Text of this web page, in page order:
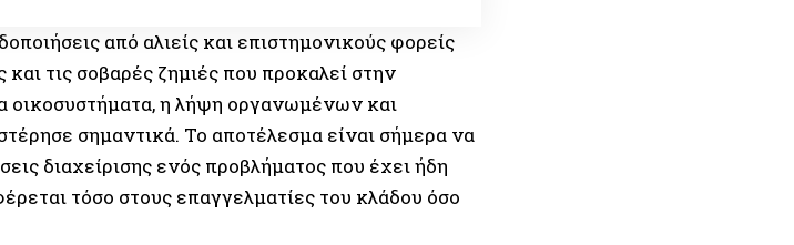
από αλιείς και επιστημονικούς φορείς
και τις σοβαρές ζημιές που προκαλεί στην
οικοσυστήματα, η λήψη οργανωμένων και
σημαντικά. Το αποτέλεσμα είναι σήμερα να
διαχείρισης ενός προβλήματος που έχει ήδη
τόσο στους επαγγελματίες του κλάδου όσο